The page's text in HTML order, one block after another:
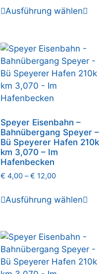
Ausführung wählen
Speyer Eisenbahn –
Bahnübergang Speyer –
Bü Speyerer Hafen 210k
km 3,070 – Im
Hafenbecken
€ 4,00–€ 12,00
Ausführung wählen